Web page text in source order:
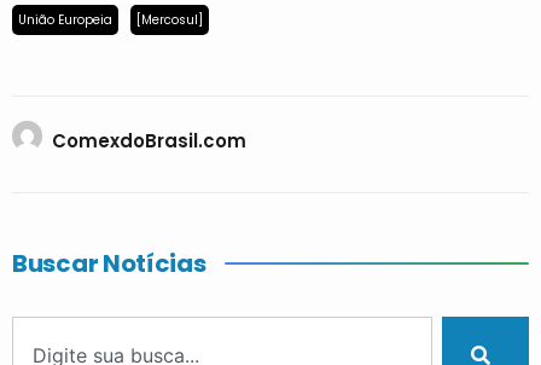
União Europeia [Mercosul]
ComexdoBrasil.com
Buscar Notícias